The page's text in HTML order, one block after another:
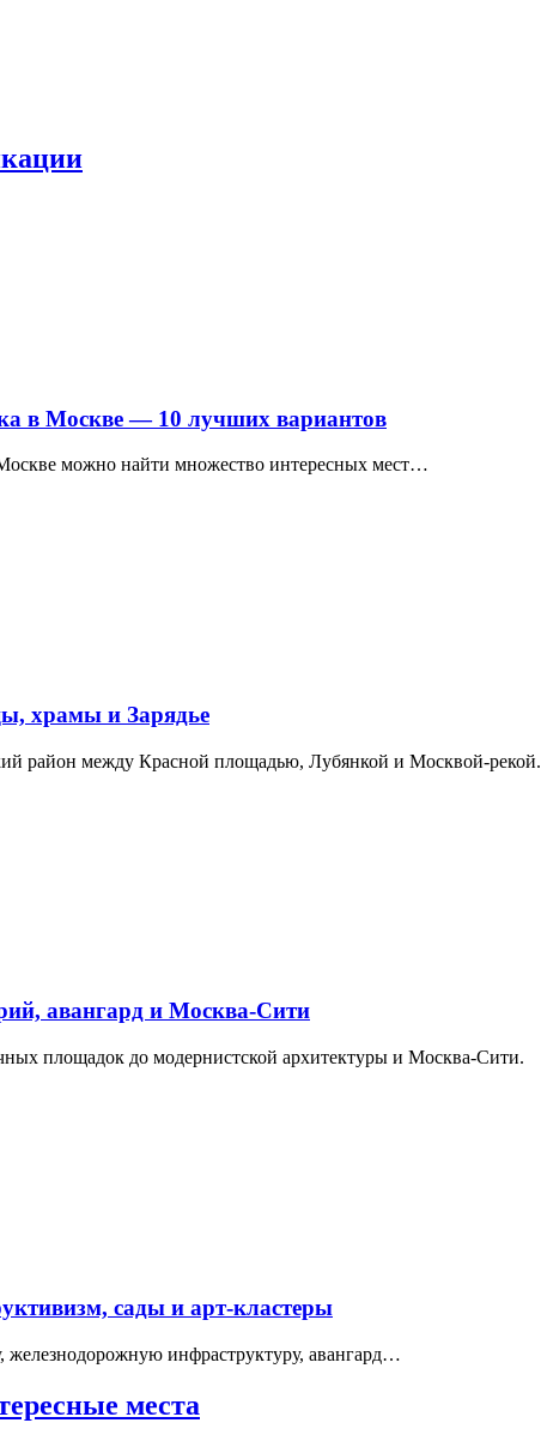
в Москве — 10 лучших вариантов
можно найти множество интересных мест…
храмы и Зарядье
район между Красной площадью, Лубянкой и Москвой-рекой.
авангард и Москва-Сити
площадок до модернистской архитектуры и Москва-Сити.
сады и арт-кластеры
инфраструктуру, авангард…
места